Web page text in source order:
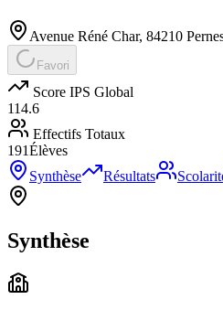
Avenue Réné Char, 84210
Favori
Score IPS Global
114.6
Effectifs Totaux
191Élèves
Synthèse
Résultats
Synthèse